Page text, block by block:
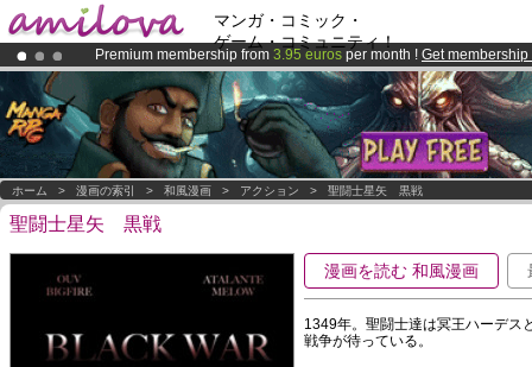
マンガ・コミック・
ゲーム・コミュニティ！
Premium membership from 3.95 euros per month ! Get membership
AmilovaKickstarter is now LIVE!.
Already 100000membersand 1000 comics & mangas!.
ホーム > 漫画の索引 > 和風漫画 > アクション > 聖闘士星矢 黒戦
聖闘士星矢 黒戦
漫画を読む 和風漫画
1349年。聖闘士達は冥王ハーデス
戦争が待っている。